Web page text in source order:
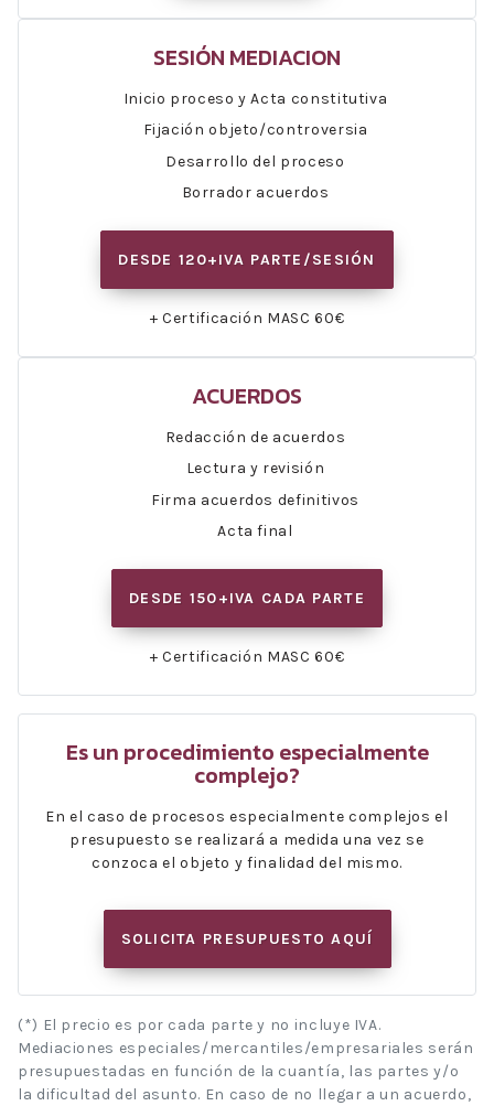
SESIÓN MEDIACION
Inicio proceso y Acta constitutiva
Fijación objeto/controversia
Desarrollo del proceso
Borrador acuerdos
DESDE 120+IVA PARTE/SESIÓN
+ Certificación MASC 60€
ACUERDOS
Redacción de acuerdos
Lectura y revisión
Firma acuerdos definitivos
Acta final
DESDE 150+IVA CADA PARTE
+ Certificación MASC 60€
Es un procedimiento especialmente
complejo?
En el caso de procesos especialmente complejos el
presupuesto se realizará a medida una vez se
conzoca el objeto y finalidad del mismo.
SOLICITA PRESUPUESTO AQUÍ
(*) El precio es por cada parte y no incluye IVA.
Mediaciones especiales/mercantiles/empresariales serán
presupuestadas en función de la cuantía, las partes y/o
la dificultad del asunto. En caso de no llegar a un acuerdo,